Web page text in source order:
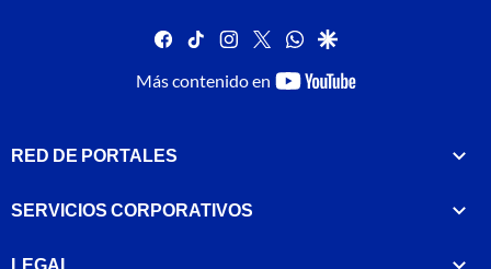
facebook
tiktok instagram
twitterwhatsapp
google
Más contenido en
youtube-
RED DE PORTALES
SERVICIOS CORPORATIVOS
LEGAL